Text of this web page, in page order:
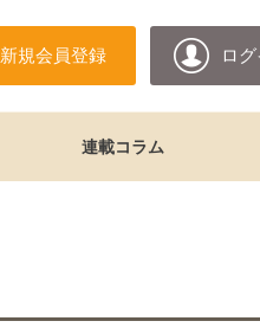
新規会員登録 ロ
連載コラム